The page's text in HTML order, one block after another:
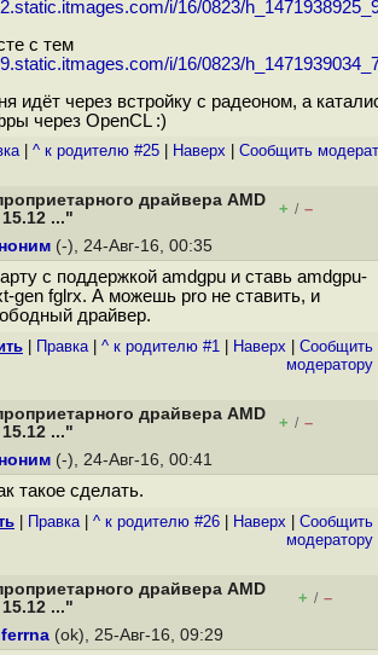
i/16/0823/
с тем
i/16/0823/
идёт через встройку с радеоном, а
через OpenCL :)
| ^ к родителю #25 Наверх Cообщить
драйвера AMD
..."
+ / –
(-), 24-Авг-16, 00:35
с поддержкой amdgpu и ставь amdgpu-
gen fglrx. А можешь pro не ставить, и
драйвер.
Правка| ^ к родителю #1 Наверх
Cообщить
модератору
драйвера AMD
..."
+ / –
(-), 24-Авг-16, 00:41
такое сделать.
Правка| ^ к родителю #26 Наверх
Cообщить
модератору
драйвера AMD
..."
+ / –
(ok), 25-Авг-16, 09:29